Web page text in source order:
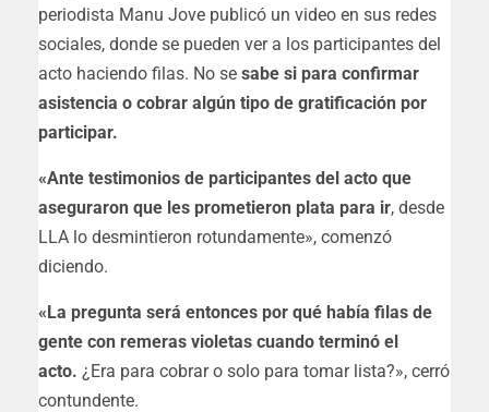
periodista Manu Jove publicó un video en sus redes
sociales, donde se pueden ver a los participantes del
acto haciendo filas. No se sabe si para confirmar
asistencia o cobrar algún tipo de gratificación por
participar.
«Ante testimonios de participantes del acto que
aseguraron que les prometieron plata para ir, desde
LLA lo desmintieron rotundamente», comenzó
diciendo.
«La pregunta será entonces por qué había filas de
gente con remeras violetas cuando terminó el
acto. ¿Era para cobrar o solo para tomar lista?», cerró
contundente.